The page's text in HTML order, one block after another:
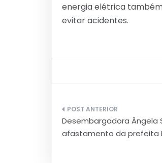
energia elétrica
evitar acidentes.
Navegação
de
Desembargadora Ângela
afastamento da prefeita